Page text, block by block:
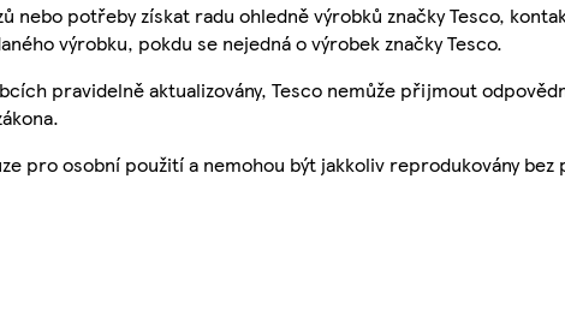
nebo potřeby získat radu ohledně výrobků značky Tesco,
výrobku, pokdu se nejedná o výrobek značky Tesco.
pravidelně aktualizovány, Tesco nemůže přijmout
pro osobní použití a nemohou být jakkoliv reprodukovány